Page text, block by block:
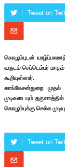
Tweet on
கொழும்புடன்
வருடம் செப்டெம்பர்
கூறியுள்ளார்.
காங்கேசன்துறை
முடிவடையும்
கொழும்புக்கு செல்ல
Tweet on